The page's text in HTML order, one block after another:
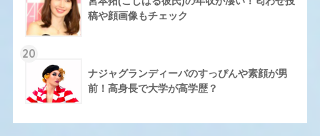
稿や顔画像もチェック
20
ナジャグランディーバのすっぴんや素顔が男
前！高身長で大学が高学歴？